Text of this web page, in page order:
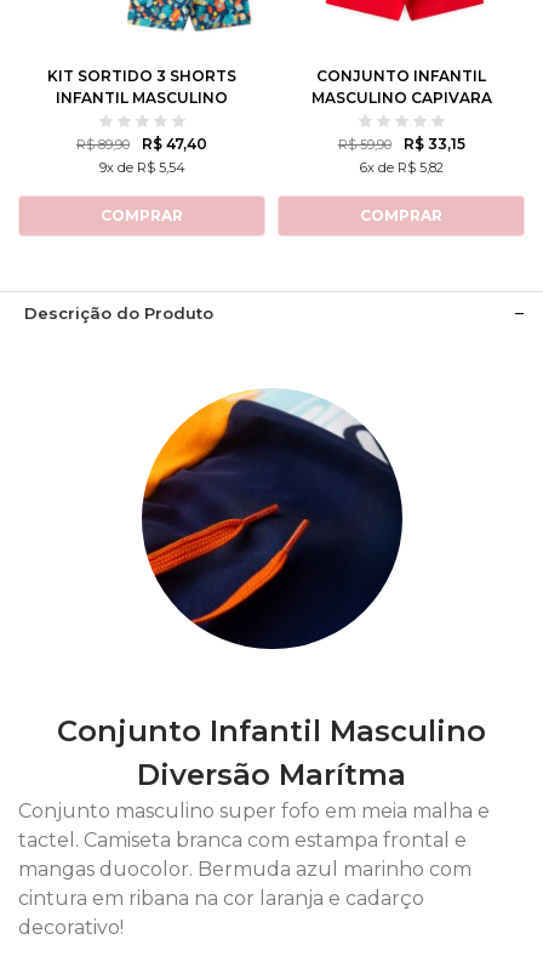
10 12
KIT SORTIDO 3 SHORTS
INFANTIL MASCULINO
AVULSO
R$ 89,90 R$ 47,40
9x de R$ 5,54
COMPRAR
10
CONJUNTO INFANTIL
MASCULINO CAPIVARA
TENISTA
R$ 59,90 R$ 33,15
6x de R$ 5,82
COMPRAR
Descrição do Produto
Conjunto Infantil Masculino
Diversão Marítma
Conjunto masculino super fofo em meia malha e
tactel. Camiseta branca com estampa frontal e
mangas duocolor. Bermuda azul marinho com
cintura em ribana na cor laranja e cadarço
decorativo!